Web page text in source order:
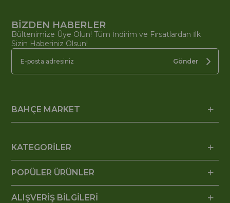
BİZDEN HABERLER
Bültenimize Üye Olun! Tüm İndirim ve Fırsatlardan İlk
Sizin Haberiniz Olsun!
Gönder
BAHÇE MARKET
KATEGORİLER
POPÜLER ÜRÜNLER
ALIŞVERİŞ BİLGİLERİ